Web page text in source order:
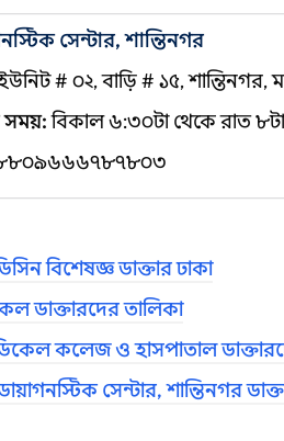
সেন্টার, শান্তিনগর
# ০২, বাড়ি # ১৫, শান্তিনগর,
সময়:বিকাল ৬:৩০টা থেকে রাত
বিশেষজ্ঞ ডাক্তার ঢাকা
ডাক্তারদের তালিকা
কলেজ ও হাসপাতাল
সেন্টার, শান্তিনগর